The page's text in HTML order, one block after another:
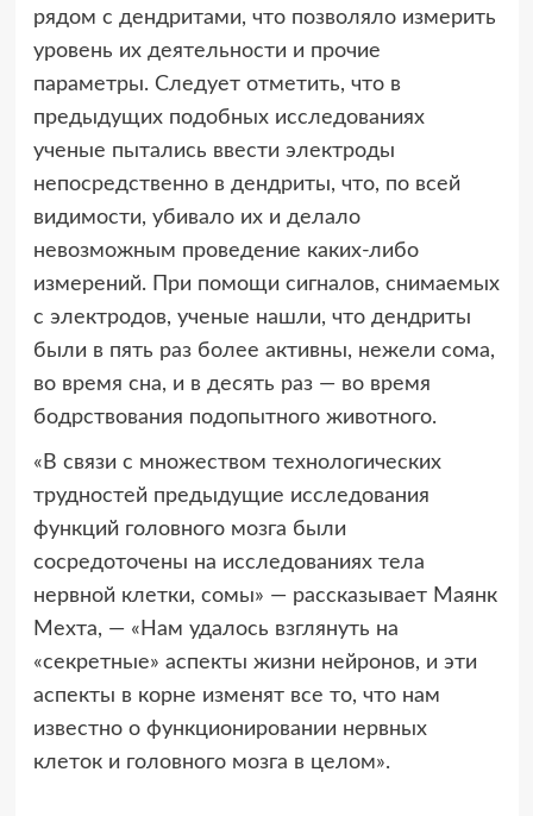
рядом с дендритами, что позволяло измерить
уровень их деятельности и прочие
параметры. Следует отметить, что в
предыдущих подобных исследованиях
ученые пытались ввести электроды
непосредственно в дендриты, что, по всей
видимости, убивало их и делало
невозможным проведение каких-либо
измерений. При помощи сигналов, снимаемых
с электродов, ученые нашли, что дендриты
были в пять раз более активны, нежели сома,
во время сна, и в десять раз — во время
бодрствования подопытного животного.
«В связи с множеством технологических
трудностей предыдущие исследования
функций головного мозга были
сосредоточены на исследованиях тела
нервной клетки, сомы» — рассказывает Маянк
Мехта, — «Нам удалось взглянуть на
«секретные» аспекты жизни нейронов, и эти
аспекты в корне изменят все то, что нам
известно о функционировании нервных
клеток и головного мозга в целом».